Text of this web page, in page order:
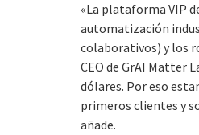
«La plataforma VIP
automatización
colaborativos) y los
CEO de GrAI Matter
dólares. Por eso
primeros clientes y
añade.